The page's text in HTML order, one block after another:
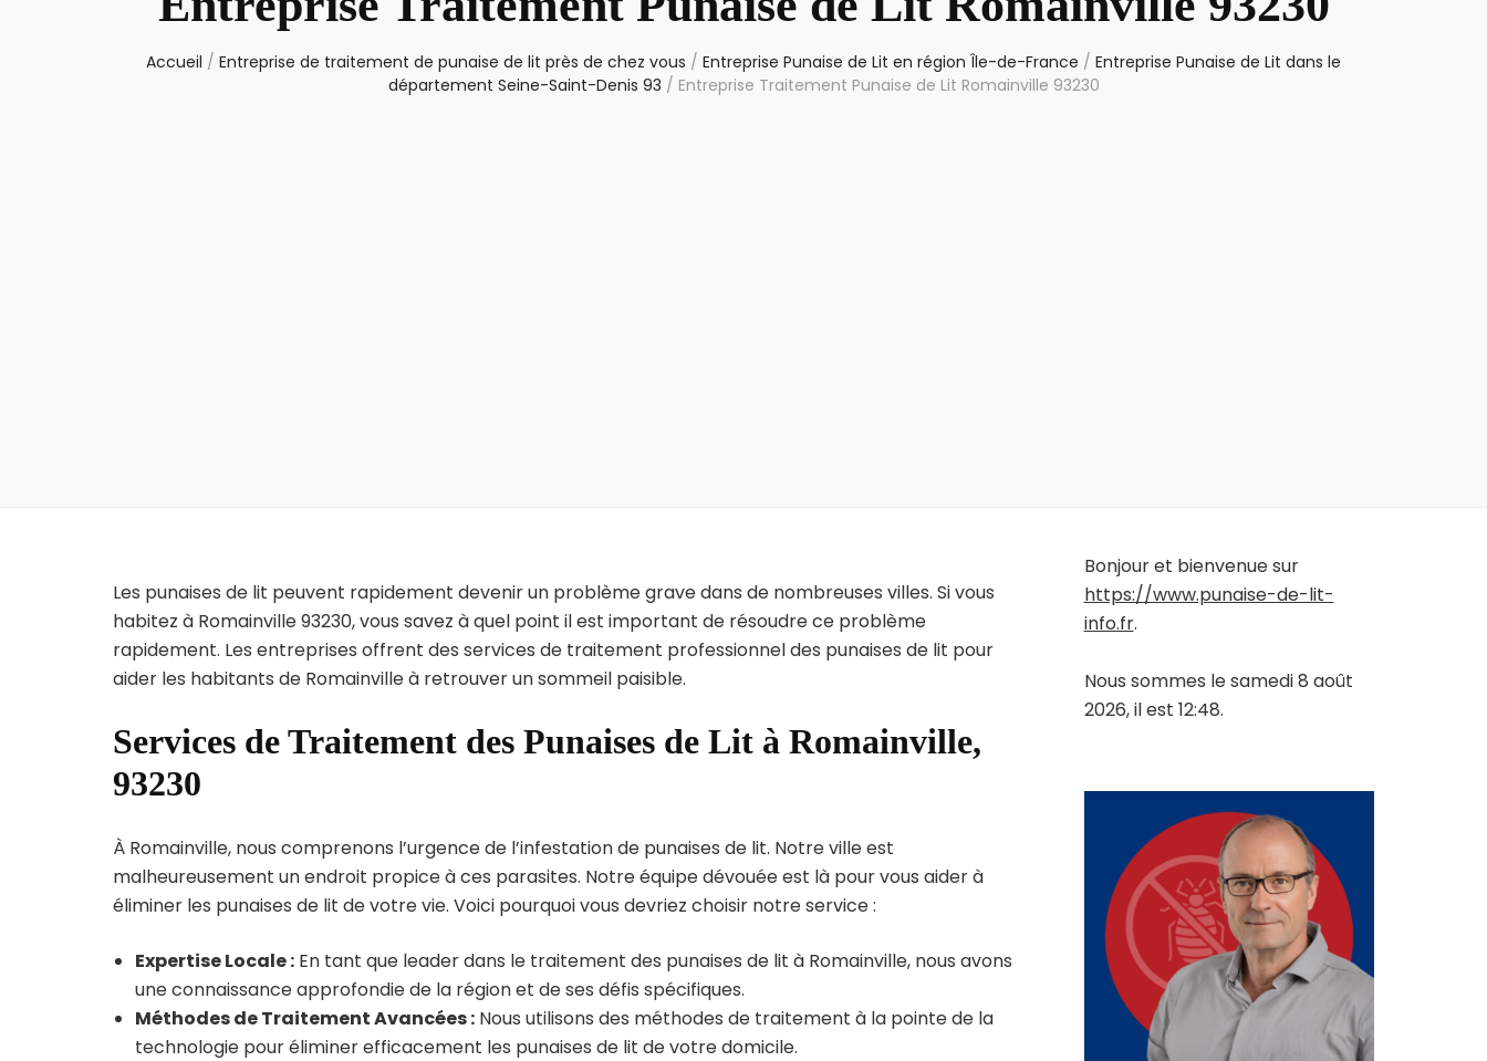
Accueil / Entreprise de traitement de punaise de lit près de chez vous / Entreprise Punaise de Lit en région Île-de-France / Entreprise Punaise de Lit dans le
département Seine-Saint-Denis 93 / Entreprise Traitement Punaise de Lit Romainville 93230
Les punaises de lit peuvent rapidement devenir un problème grave dans de nombreuses villes. Si vous
habitez à Romainville 93230, vous savez à quel point il est important de résoudre ce problème
rapidement. Les entreprises offrent des services de traitement professionnel des punaises de lit pour
aider les habitants de Romainville à retrouver un sommeil paisible.
Services de Traitement des Punaises de Lit à Romainville,
93230
À Romainville, nous comprenons l’urgence de l’infestation de punaises de lit. Notre ville est
malheureusement un endroit propice à ces parasites. Notre équipe dévouée est là pour vous aider à
éliminer les punaises de lit de votre vie. Voici pourquoi vous devriez choisir notre service :
Expertise Locale : En tant que leader dans le traitement des punaises de lit à Romainville, nous avons
une connaissance approfondie de la région et de ses défis spécifiques.
Méthodes de Traitement Avancées : Nous utilisons des méthodes de traitement à la pointe de la
technologie pour éliminer efficacement les punaises de lit de votre domicile.
Bonjour et bienvenue sur
https://www.punaise-de-lit-
info.fr.
Nous sommes le samedi 8 août
2026, il est 12:48.